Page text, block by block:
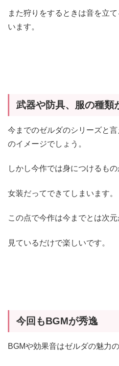
また狩りをするときは音を立
います。
武器や防具、服の種類
今までのゼルダのシリーズと言
のイメージでしょう。
しかし今作では身につけるも
女装だってできてしまいます。
この点で今作は今までとは次元
見ているだけで楽しいです。
今回もBGMが秀逸
BGMや効果音はゼルダの魅力の